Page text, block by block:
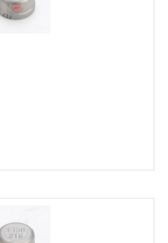
RF ชุบกัลวาไนซ์
RF
RF